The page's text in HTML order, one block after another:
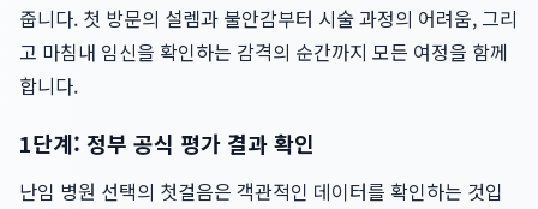
줍니다. 첫 방문의 설렘과 불안감부터 시술 과정의 어려움, 그리
고 마침내 임신을 확인하는 감격의 순간까지 모든 여정을 함께
합니다.
1단계: 정부 공식 평가 결과 확인
난임 병원 선택의 첫걸음은 객관적인 데이터를 확인하는 것입